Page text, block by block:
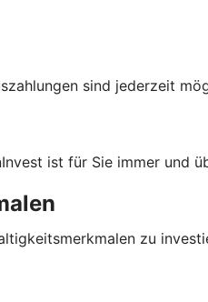
sind jederzeit
ist für Sie immer und
zu